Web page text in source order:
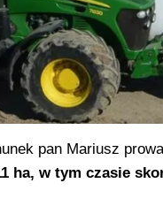
pan Mariusz
ha, w tym czasie